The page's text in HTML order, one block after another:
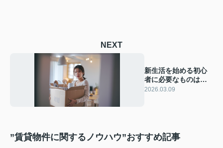
NEXT
新生活を始める初心
者に必要なものは？4
月からの暮らし準備
2026.03.09
”賃貸物件に関するノウハウ”おすすめ記事